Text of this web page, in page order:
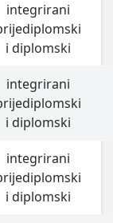
integrirani
i diplomski
integrirani
i diplomski
integrirani
i diplomski